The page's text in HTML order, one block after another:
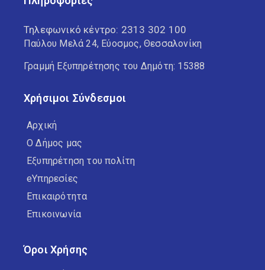
Τηλεφωνικό κέντρο: 2313 302 100
Παύλου Μελά 24, Εύοσμος, Θεσσαλονίκη
Γραμμή Εξυπηρέτησης του Δημότη: 15388
Χρήσιμοι Σύνδεσμοι
Αρχική
Ο Δήμος μας
Εξυπηρέτηση του πολίτη
eΥπηρεσίες
Επικαιρότητα
Επικοινωνία
Όροι Χρήσης